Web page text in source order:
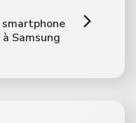
Samsung